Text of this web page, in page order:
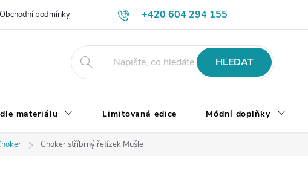
+420 604 294 155
Obchodní podmínky Výměna, vrácení a reklamace zboží
HLEDAT
materiálu Limitovaná edice Módní doplňky
Choker stříbrný řetízek Mušle